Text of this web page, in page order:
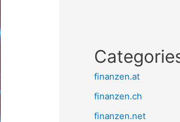
finanzen.at
finanzen.ch
finanzen.net